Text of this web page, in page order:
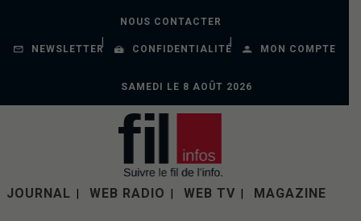
NOUS CONTACTER
NEWSLETTER CONFIDENTIALITÉ MON COMPTE
SAMEDI LE 8 AOÛT 2026
JOURNAL WEB RADIO WEB TV MAGAZINE